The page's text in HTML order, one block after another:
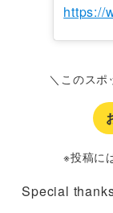
https://
＼このスポ
※投稿に
Special